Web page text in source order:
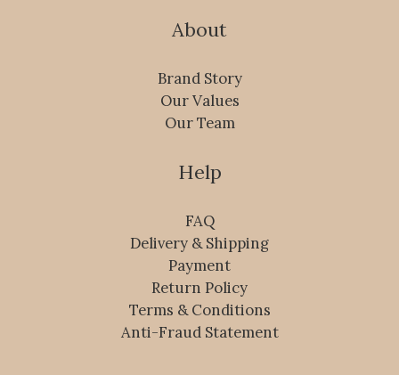
About
Brand Story
Our Values
Our Team
Help
FAQ
Delivery & Shipping
Payment
Return Policy
Terms & Conditions
Anti-Fraud Statement